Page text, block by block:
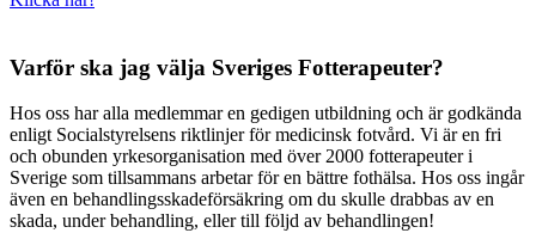
Varför ska jag välja Sveriges Fotterapeuter?
Hos oss har alla medlemmar en gedigen utbildning och är godkända
enligt Socialstyrelsens riktlinjer för medicinsk fotvård. Vi är en fri
och obunden yrkesorganisation med över 2000 fotterapeuter i
Sverige som tillsammans arbetar för en bättre fothälsa. Hos oss ingår
även en behandlingsskadeförsäkring om du skulle drabbas av en
skada, under behandling, eller till följd av behandlingen!